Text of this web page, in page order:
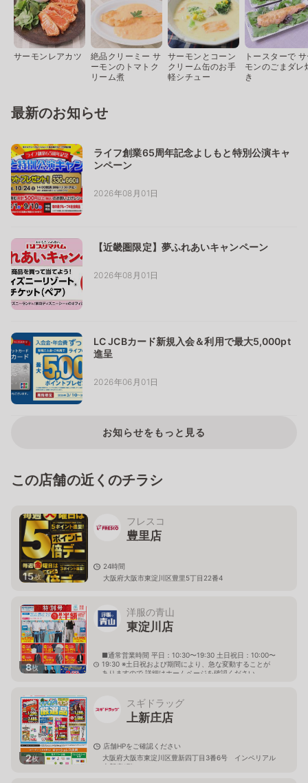
サーモンレアカツ
絶品クリーミー サ
ーモンのトマトク
リーム煮
サーモンとコーン
クリーム缶のお手
軽シチュー
トースターで
モンのごまダレ
き
最新のお知らせ
ライフ創業65周年記念よしもと特別公演キャ
ンペーン
2026年08月01日
【近畿圏限定】夢ふれあいキャンペーン
2026年08月01日
LC JCBカード新規入会＆利用で最大5,000pt
進呈
2026年06月01日
お知らせをもっと見る
この店舗の近くのチラシ
15枚
フレスコ
豊里店
24時間
大阪府大阪市東淀川区豊里5丁目22番4
8枚
洋服の青山
東淀川店
■通常営業時間 平日：10:30〜19:30 土日祝日：10:00〜
19:30 ※土日祝および期間により、急な変動することが
ありますので 詳細はホームページを確認ください
2枚
スギドラッグ
上新庄店
店舗HPをご確認ください
大阪府大阪市東淀川区豊新四丁目3番6号 インペリアル
上新庄1階